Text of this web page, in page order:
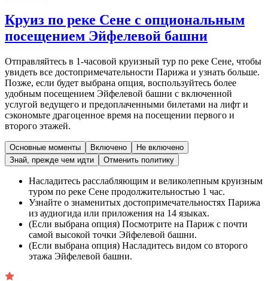
Круиз по реке Сене с опциональным
посещением Эйфелевой башни
Отправляйтесь в 1-часовой круизный тур по реке Сене, чтобы
увидеть все достопримечательности Парижа и узнать больше.
Позже, если будет выбрана опция, воспользуйтесь более
удобным посещением Эйфелевой башни с включенной
услугой ведущего и предоплаченными билетами на лифт и
сэкономьте драгоценное время на посещении первого и
второго этажей.
Основные моменты Включено
Не включено
Знай, прежде чем идти
Отменить политику
Насладитесь расслабляющим и великолепным круизным
туром по реке Сене продолжительностью 1 час.
Узнайте о знаменитых достопримечательностях Парижа
из аудиогида или приложения на 14 языках.
(Если выбрана опция) Посмотрите на Париж с почти
самой высокой точки Эйфелевой башни.
(Если выбрана опция) Насладитесь видом со второго
этажа Эйфелевой башни.